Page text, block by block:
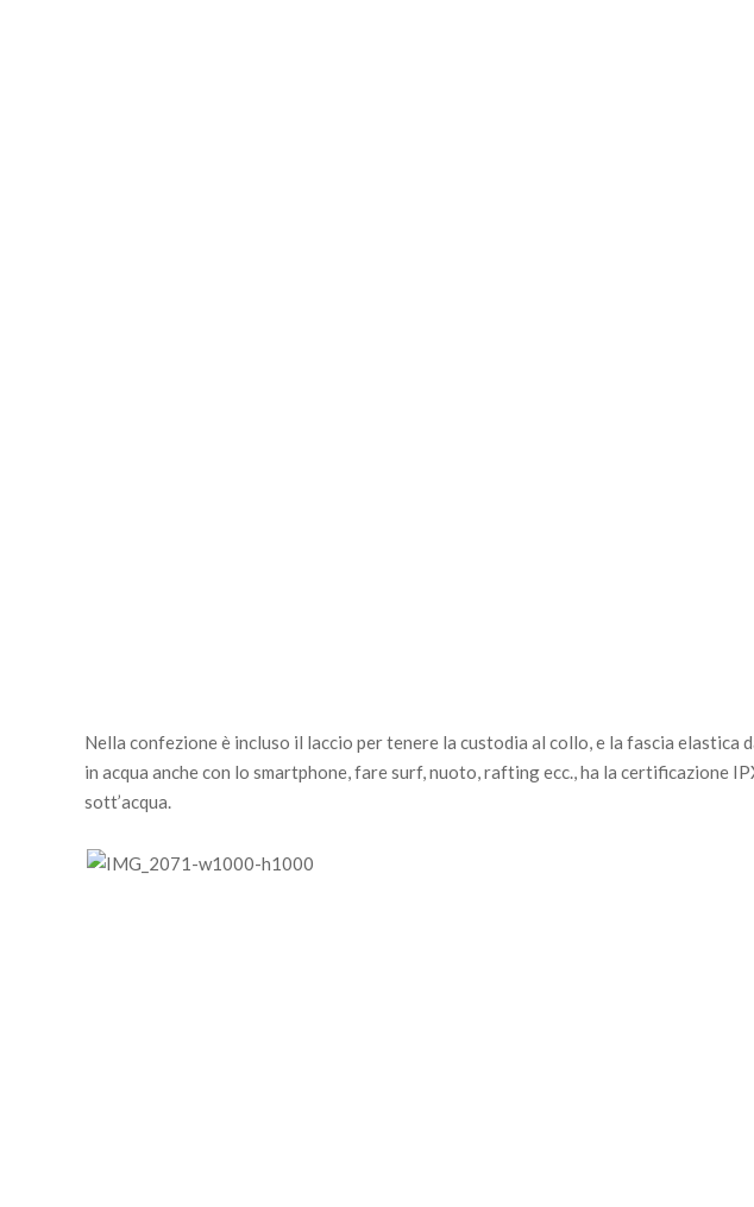
Nella confezione è incluso il laccio per tenere la custodia al collo, e la fascia elastica
in acqua anche con lo smartphone, fare surf, nuoto, rafting ecc., ha la certificazione
sott’acqua.